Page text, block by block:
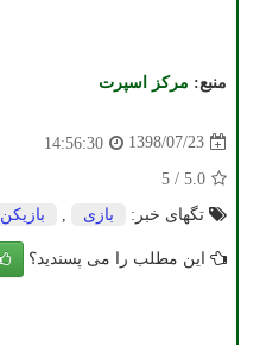
منبع: مركز اسپرت
1398/07/23
14:56:30
5.0
/
5
تگهای خبر:
بازی بازیكن
این مطلب را می پسندید؟